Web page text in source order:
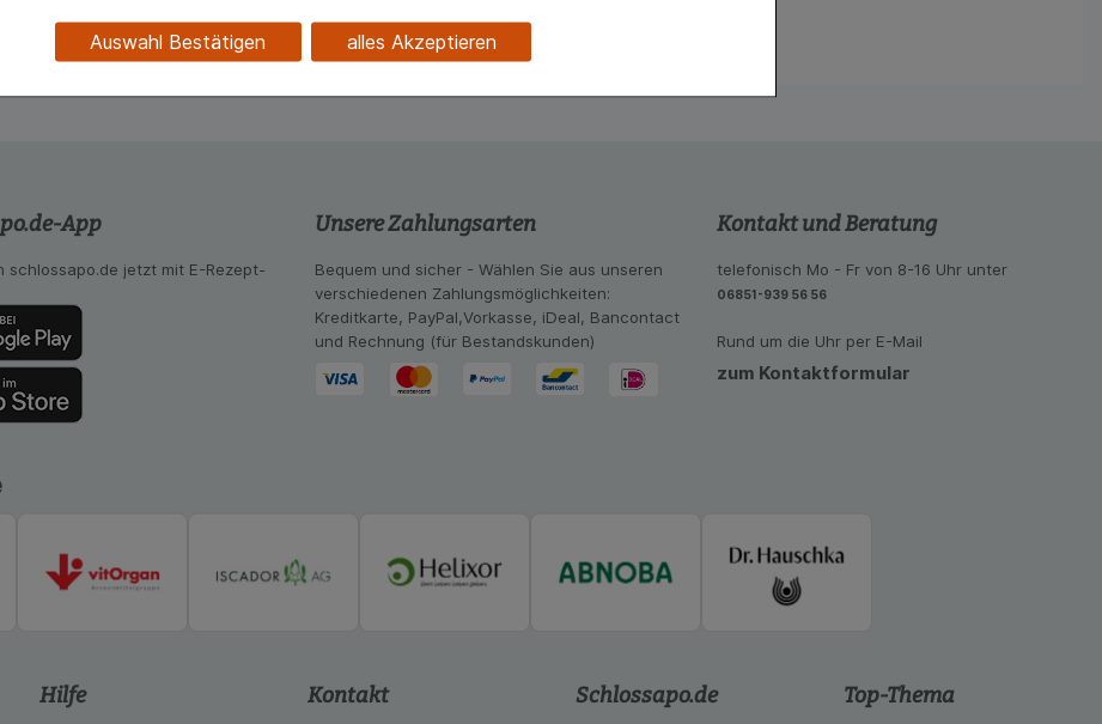
kann.
für die Wiedererkennung des Besuchers oder unsere Seite an bevorzugte
sammeln, mit deren Hilfe wir unsere Website weiter für Sie optimieren können, den
beachten Sie, dass Daten hierfür teilweise an Dritte wie z.B. Google oder soziale
werden.
Auswahl Bestätigen alles Akzeptieren
(E 321).
App
schlossapo.de jetzt mit E-Rezept-
Unsere Zahlungsarten
Bequem und sicher - Wählen Sie aus unseren
verschiedenen Zahlungsmöglichkeiten:
Kreditkarte, PayPal,Vorkasse, iDeal, Bancontact
und Rechnung (für Bestandskunden)
Kontakt und Beratung
telefonisch Mo - Fr von 8-16 Uhr unter
06851-939 56 56
Rund um die Uhr per E-Mail
zum Kontaktformular
Hilfe Kontakt Schlossapo.de Top-Thema